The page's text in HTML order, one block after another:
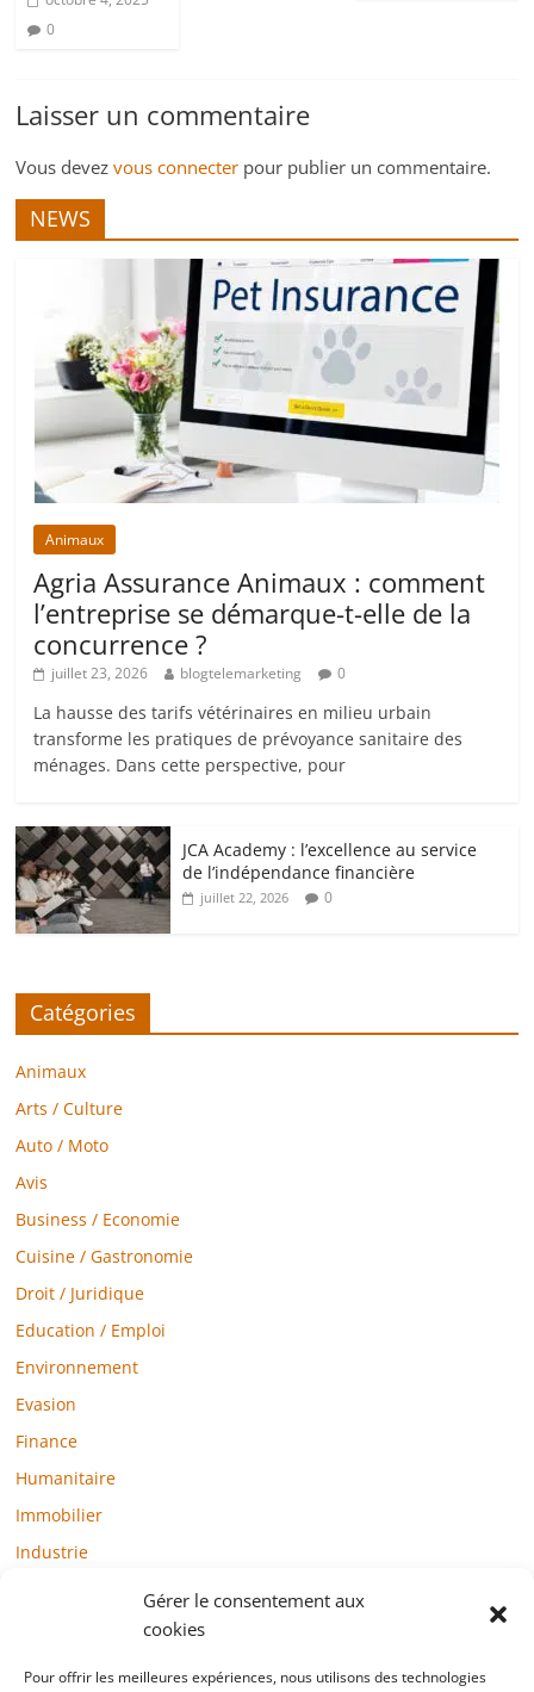
Gérer le consentement aux
cookies
Pour offrir les meilleures expériences, nous utilisons des technologies
0
Laisser un commentaire
Vous devezvous connecter pour publier un commentaire.
NEWS
Animaux
Agria Assurance Animaux : comment
l’entreprise se démarque-t-elle de la
concurrence ?
juillet 23, 2026 blogtelemarketing 0
La hausse des tarifs vétérinaires en milieu urbain
transforme les pratiques de prévoyance sanitaire des
ménages. Dans cette perspective, pour
JCA Academy : l’excellence au service
de l’indépendance financière
juillet 22, 2026 0
Catégories
Animaux
Arts / Culture
Auto / Moto
Avis
Business / Economie
Cuisine / Gastronomie
Droit / Juridique
Education / Emploi
Environnement
Evasion
Finance
Humanitaire
Immobilier
Industrie